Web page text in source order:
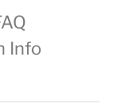
Info